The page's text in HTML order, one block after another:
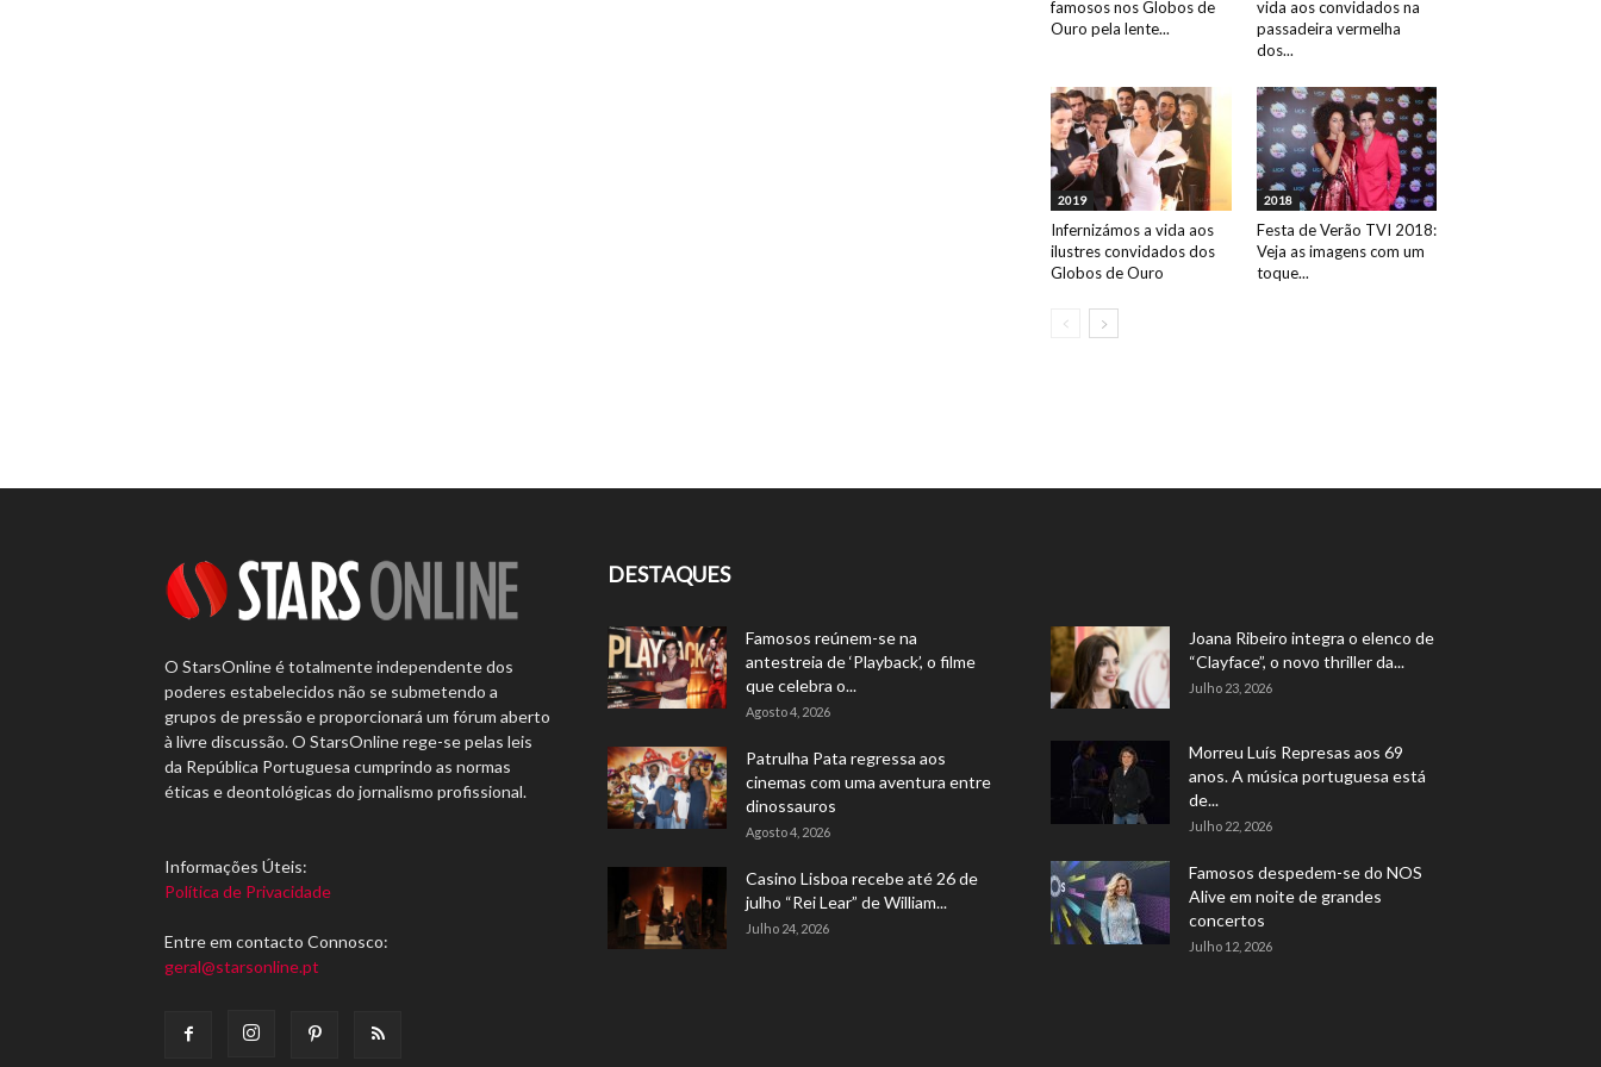
famosos nos Globos de
Ouro pela lente...
vida aos convidados na
passadeira vermelha
dos...
2019
Infernizámos a vida aos
ilustres convidados dos
Globos de Ouro
2018
Festa de Verão TVI 2018:
Veja as imagens com um
toque...
O StarsOnline é totalmente independente dos
poderes estabelecidos não se submetendo a
grupos de pressão e proporcionará um fórum aberto
à livre discussão. O StarsOnline rege-se pelas leis
da República Portuguesa cumprindo as normas
éticas e deontológicas do jornalismo profissional.
Informações Úteis:
Política de Privacidade
Entre em contacto Connosco:
geral@starsonline.pt
DESTAQUES
Famosos reúnem-se na
antestreia de ‘Playback’, o filme
que celebra o...
Agosto 4, 2026
Patrulha Pata regressa aos
cinemas com uma aventura entre
dinossauros
Agosto 4, 2026
Casino Lisboa recebe até 26 de
julho “Rei Lear” de William...
Julho 24, 2026
Joana Ribeiro integra o elenco de
“Clayface”, o novo thriller da...
Julho 23, 2026
Morreu Luís Represas aos 69
anos. A música portuguesa está
de...
Julho 22, 2026
Famosos despedem-se do NOS
Alive em noite de grandes
concertos
Julho 12, 2026